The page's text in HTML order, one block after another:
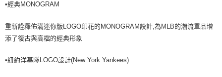
7-11取貨付款<未取貨列黑名單/不支援離島取退>
7-11取貨<不支援離島取退>
•經典MONOGRAM
重新詮釋佈滿迷你版LOGO印花的MONOGRAM設計,為MLB的潮流單品增
添了復古與高檔的經典形象
•紐約洋基隊LOGO設計(New York Yankees)